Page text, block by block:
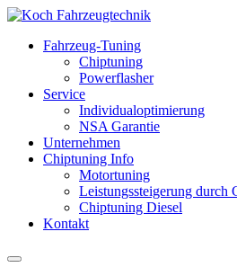
Fahrzeug-Tuning
Chiptuning
Powerflasher
Service
Individualoptimierung
NSA Garantie
Unternehmen
Chiptuning Info
Motortuning
Leistungssteigerung durch
Chiptuning Diesel
Kontakt